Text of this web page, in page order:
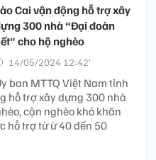
Cai vận động hỗ trợ xây
300 nhà “Đại đoàn
cho hộ nghèo
14/05/2024 12:42’
ban MTTQ Việt Nam tỉnh
hỗ trợ xây dựng 300 nhà
cận nghèo khó khăn
hỗ trợ từ ừ 40 đến 50